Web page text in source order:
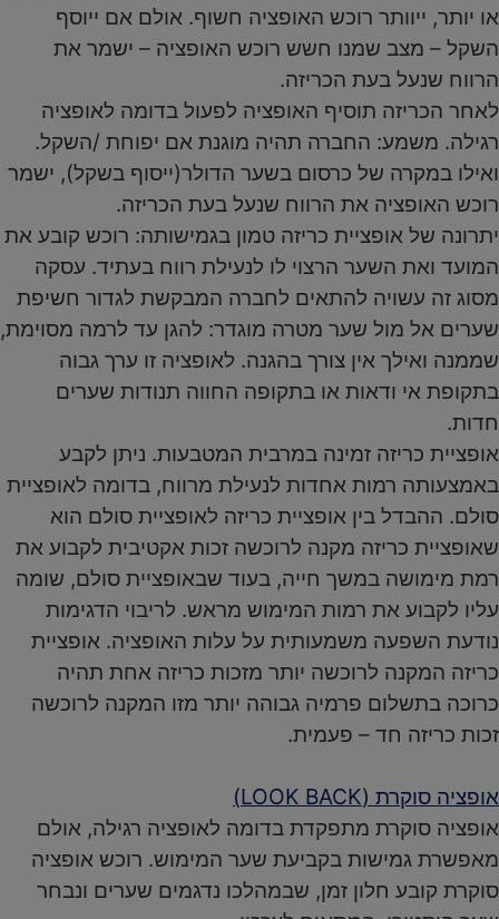
או יותר, ייוותר רוכש האופציה חשוף. אולם אם ייוסף
השקל – מצב שמנו חשש רוכש האופציה – ישמר את
הרווח שנעל בעת הכריזה.
לאחר הכריזה תוסיף האופציה לפעול בדומה לאופציה
רגילה. משמע: החברה תהיה מוגנת אם יפוחת /השקל.
ואילו במקרה של כרסום בשער הדולר(ייסוף בשקל), ישמר
רוכש האופציה את הרווח שנעל בעת הכריזה.
יתרונה של אופציית כריזה טמון בגמישותה: רוכש קובע את
המועד ואת השער הרצוי לו לנעילת רווח בעתיד. עסקה
מסוג זה עשויה להתאים לחברה המבקשת לגדור חשיפת
שערים אל מול שער מטרה מוגדר: להגן עד לרמה מסוימת,
שממנה ואילך אין צורך בהגנה. לאופציה זו ערך גבוה
בתקופת אי ודאות או בתקופה החווה תנודות שערים
חדות.
אופציית כריזה זמינה במרבית המטבעות. ניתן לקבע
באמצעותה רמות אחדות לנעילת מרווח, בדומה לאופציית
סולם. ההבדל בין אופציית כריזה לאופציית סולם הוא
שאופציית כריזה מקנה לרוכשה זכות אקטיבית לקבוע את
רמת מימושה במשך חייה, בעוד שבאופציית סולם, שומה
עליו לקבוע את רמות המימוש מראש. לריבוי הדגימות
נודעת השפעה משמעותית על עלות האופציה. אופציית
כריזה המקנה לרוכשה יותר מזכות כריזה אחת תהיה
כרוכה בתשלום פרמיה גבוהה יותר מזו המקנה לרוכשה
זכות כריזה חד – פעמית.
אופציה סוקרת (LOOK BACK)
אופציה סוקרת מתפקדת בדומה לאופציה רגילה, אולם
מאפשרת גמישות בקביעת שער המימוש. רוכש אופציה
סוקרת קובע חלון זמן, שבמהלכו נדגמים שערים ונבחר